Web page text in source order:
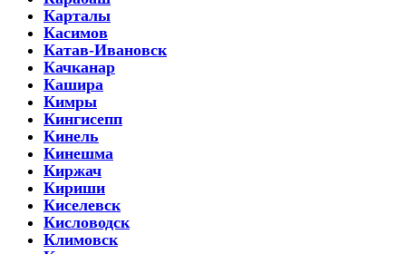
Карталы
Касимов
Катав-Ивановск
Качканар
Кашира
Кимры
Кингисепп
Кинель
Кинешма
Киржач
Кириши
Киселевск
Кисловодск
Климовск